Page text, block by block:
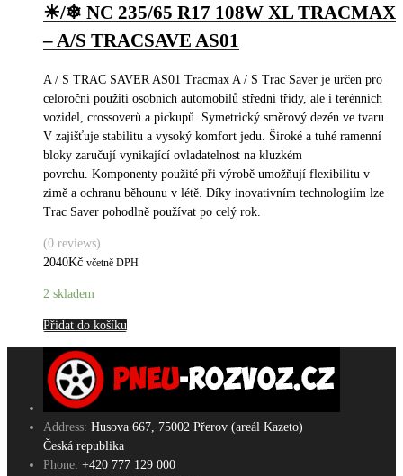
☀/❄ NC 235/65 R17 108W XL TRACMAX
– A/S TRACSAVE AS01
A / S TRAC SAVER AS01 Tracmax A / S Trac Saver je určen pro
celoroční použití osobních automobilů střední třídy, ale i terénních
vozidel, crossoverů a pickupů. Symetrický směrový dezén ve tvaru
V zajišťuje stabilitu a vysoký komfort jedu. Široké a tuhé ramenní
bloky zaručují vynikající ovladatelnost na kluzkém
povrchu. Komponenty použité při výrobě umožňují flexibilitu v
zimě a ochranu běhounu v létě. Díky inovativním technologiím lze
Trac Saver pohodlně používat po celý rok.
(0 reviews)
2040Kč včetně DPH
2 skladem
Přidat do košíku
Address: Husova 667, 75002 Přerov (areál Kazeto)
Česká republika
Phone: +420 777 129 000